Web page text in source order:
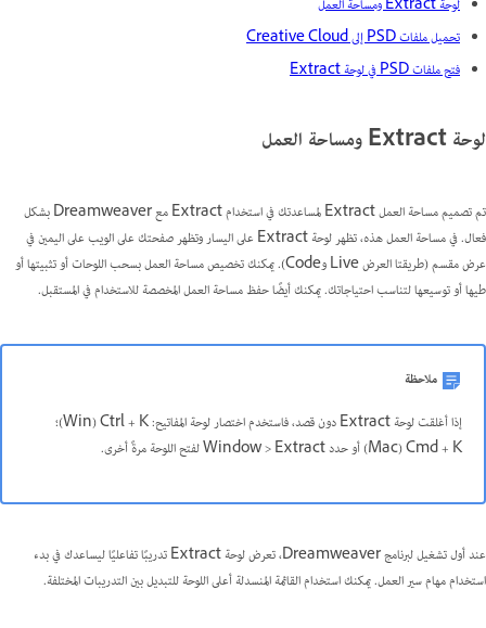
لوحة Extract ومساحة العمل
تحميل ملفات PSD إلى Creative Cloud
فتح ملفات PSD في لوحة Extract
لوحة Extract ومساحة العمل
تم تصميم مساحة العمل Extract لمساعدتك في استخدام Extract مع Dreamweaver بشكل
فعال. في مساحة العمل هذه، تظهر لوحة Extract على اليسار وتظهر صفحتك على الويب على اليمين في
عرض مقسم (طريقتا العرض Live وCode). يمكنك تخصيص مساحة العمل بسحب اللوحات أو تثبيتها أو
طيها أو توسيعها لتناسب احتياجاتك. يمكنك أيضًا حفظ مساحة العمل المخصصة للاستخدام في المستقبل.
ملاحظة
إذا أغلقت لوحة Extract دون قصد، فاستخدم اختصار لوحة المفاتيح: Ctrl + K ‏(Win)؛‏
Cmd + K ‏(Mac) أو حدد ‎Window > Extract‎‎ لفتح اللوحة مرةً أخرى.
عند أول تشغيل لبرنامج Dreamweaver، تعرض لوحة Extract تدريبًا تفاعليًا ليساعدك في بدء
استخدام مهام سير العمل. يمكنك استخدام القائمة المنسدلة أعلى اللوحة للتبديل بين التدريبات المختلفة.